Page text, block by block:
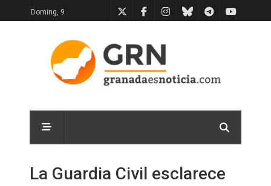
Doming, 9
La Guardia Civil esclarece